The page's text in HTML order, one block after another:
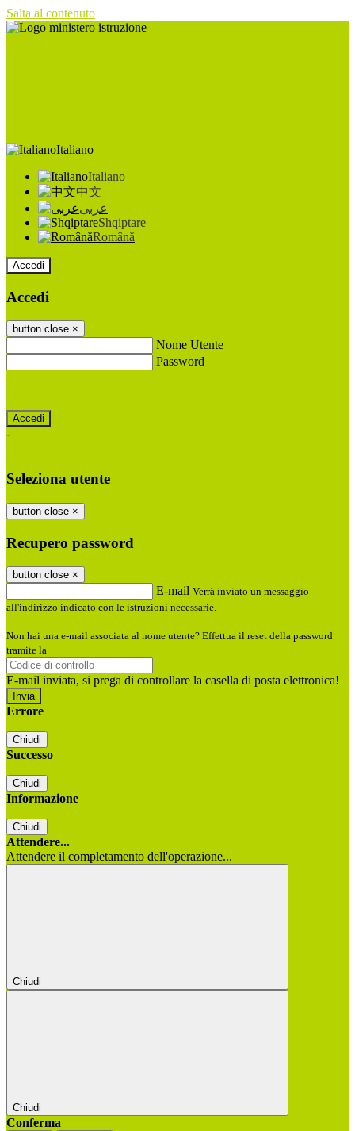
Salta al contenuto
Italiano
Italiano
中文
عربى
Shqiptare
Română
Accedi
Accedi
button close ×
Nome Utente
Password
-
Seleziona utente
button close ×
Recupero password
button close ×
E-mail Verrà inviato un messaggio
all'indirizzo indicato con le istruzioni necessarie.
Non hai una e-mail associata al nome utente? Effettua il reset della password
tramite la
E-mail inviata, si prega di controllare la casella di posta elettronica!
Errore
Chiudi
Successo
Chiudi
Informazione
Chiudi
Attendere...
Attendere il completamento dell'operazione...
Chiudi
Chiudi
Conferma